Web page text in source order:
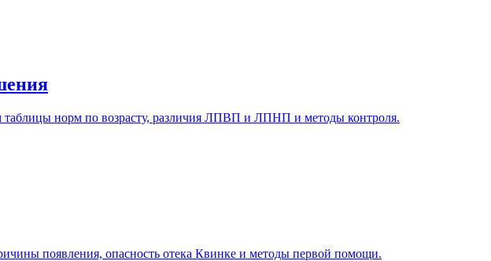
таблицы норм по возрасту, различия ЛПВП и ЛПНП и методы контроля.
появления, опасность отека Квинке и методы первой помощи.